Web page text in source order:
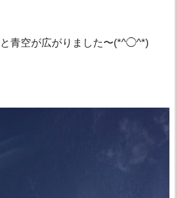
青空が広がりました〜(*^◯^*)